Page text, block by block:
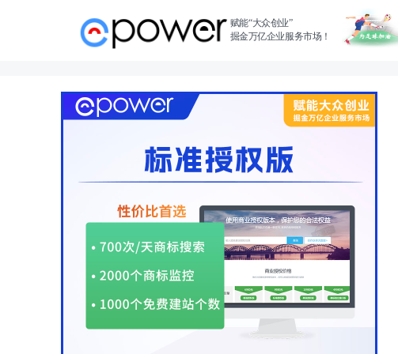
赋能“大众创业”
掘金万亿企业服务市场！